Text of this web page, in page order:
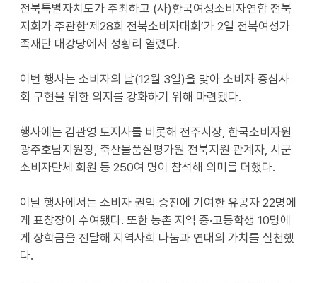
전북특별자치도가 주최하고 (사)한국여성소비자연합 전북
지회가 주관한‘제28회 전북소비자대회’가 2일 전북여성가
족재단 대강당에서 성황리 열렸다.
이번 행사는 소비자의 날(12월 3일)을 맞아 소비자 중심사
회 구현을 위한 의지를 강화하기 위해 마련됐다.
행사에는 김관영 도지사를 비롯해 전주시장, 한국소비자원
광주호남지원장, 축산물품질평가원 전북지원 관계자, 시군
소비자단체 회원 등 250여 명이 참석해 의미를 더했다.
이날 행사에서는 소비자 권익 증진에 기여한 유공자 22명에
게 표창장이 수여됐다. 또한 농촌 지역 중·고등학생 10명에
게 장학금을 전달해 지역사회 나눔과 연대의 가치를 실천했
다.